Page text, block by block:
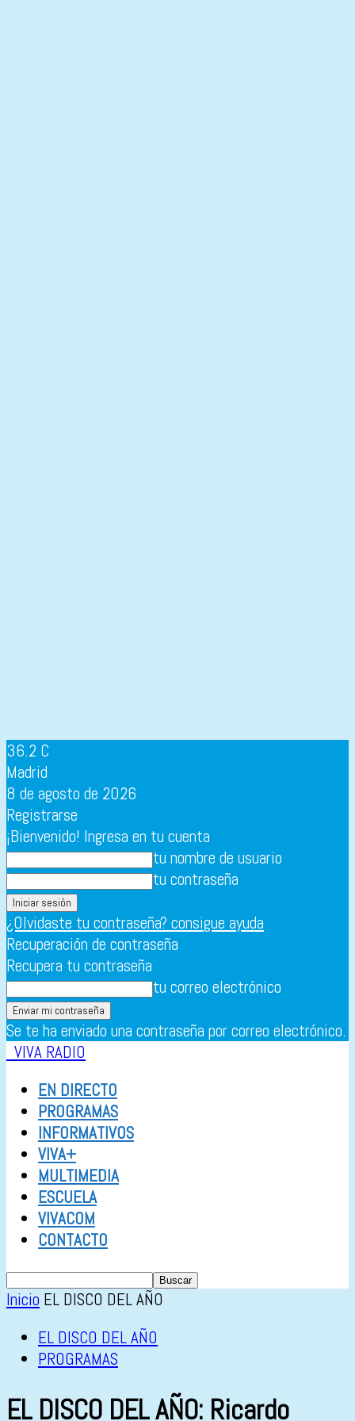
36.2 C
Madrid
8 de agosto de 2026
Registrarse
¡Bienvenido! Ingresa en tu cuenta
tu nombre de usuario
tu contraseña
¿Olvidaste tu contraseña? consigue ayuda
Recuperación de contraseña
Recupera tu contraseña
tu correo electrónico
Se te ha enviado una contraseña por correo electrónico.
VIVA RADIO
EN DIRECTO
PROGRAMAS
INFORMATIVOS
VIVA+
MULTIMEDIA
ESCUELA
VIVACOM
CONTACTO
Inicio EL DISCO DEL AÑO
EL DISCO DEL AÑO
PROGRAMAS
EL DISCO DEL AÑO: Ricardo